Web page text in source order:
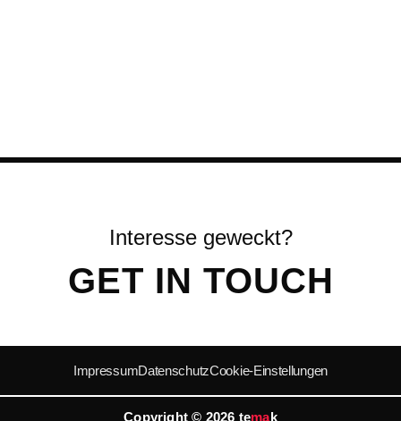
GET IN TOUCH
ImpressumDatenschutzCookie-Einstellungen
Copyright © 2026 temak